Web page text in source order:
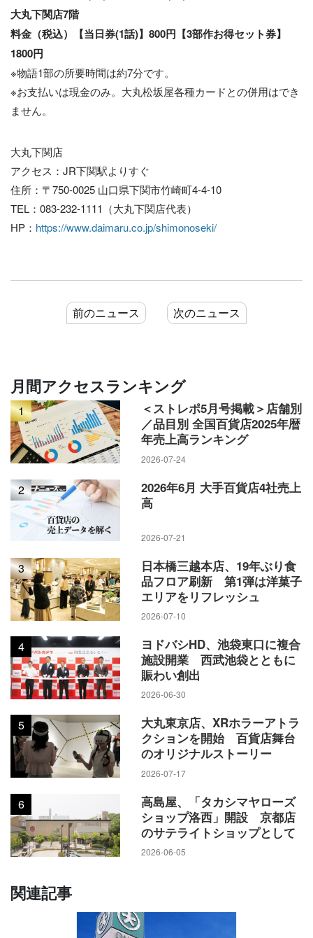
大丸下関店7階
料金（税込）【当日券(1話)】800円【3部作お得セット券】
1800円
※物語1部の所要時間は約7分です。
※お支払いは現金のみ。大丸松坂屋各種カードとの併用はでき
ません。
大丸下関店
アクセス：JR下関駅よりすぐ
住所：〒750-0025 山口県下関市竹崎町4-4-10
TEL：083-232-1111（大丸下関店代表）
HP： https://www.daimaru.co.jp/shimonoseki/
前のニュース 次のニュース
月間アクセスランキング
1
＜ストレポ5月号掲載＞店舗別
／品目別 全国百貨店2025年暦
年売上高ランキング
2026-07-24
2
2026年6月 大手百貨店4社売上
高
2026-07-21
3
日本橋三越本店、19年ぶり食
品フロア刷新 第1弾は洋菓子
エリアをリフレッシュ
2026-07-10
4
ヨドバシHD、池袋東口に複合
施設開業 西武池袋とともに
賑わい創出
2026-06-30
5
大丸東京店、XRホラーアトラ
クションを開始 百貨店舞台
のオリジナルストーリー
2026-07-17
6
高島屋、「タカシマヤローズ
ショップ洛西」開設 京都店
のサテライトショップとして
2026-06-05
関連記事